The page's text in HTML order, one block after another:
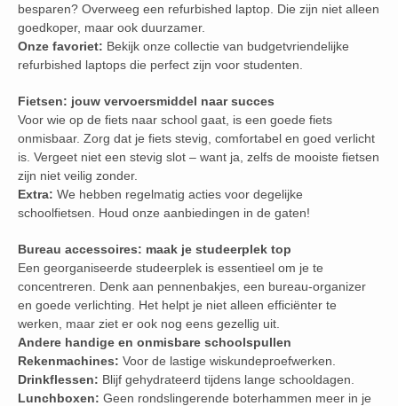
besparen? Overweeg een refurbished laptop. Die zijn niet alleen
goedkoper, maar ook duurzamer.
Onze favoriet: Bekijk onze collectie van budgetvriendelijke
refurbished laptops die perfect zijn voor studenten.
Fietsen: jouw vervoersmiddel naar succes
Voor wie op de fiets naar school gaat, is een goede fiets
onmisbaar. Zorg dat je fiets stevig, comfortabel en goed verlicht
is. Vergeet niet een stevig slot – want ja, zelfs de mooiste fietsen
zijn niet veilig zonder.
Extra: We hebben regelmatig acties voor degelijke
schoolfietsen. Houd onze aanbiedingen in de gaten!
Bureau accessoires: maak je studeerplek top
Een georganiseerde studeerplek is essentieel om je te
concentreren. Denk aan pennenbakjes, een bureau-organizer
en goede verlichting. Het helpt je niet alleen efficiënter te
werken, maar ziet er ook nog eens gezellig uit.
Andere handige en onmisbare schoolspullen
Rekenmachines: Voor de lastige wiskundeproefwerken.
Drinkflessen: Blijf gehydrateerd tijdens lange schooldagen.
Lunchboxen: Geen rondslingerende boterhammen meer in je